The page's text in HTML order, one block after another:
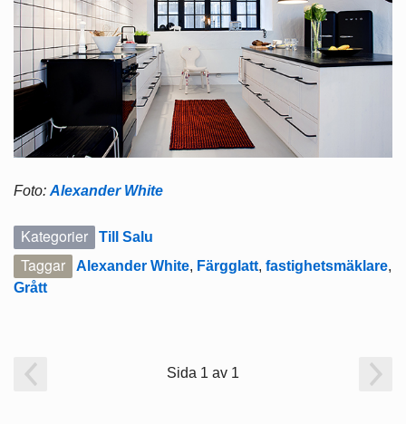
Foto: Alexander White
Kategorier Till Salu
Taggar Alexander White, Färgglatt, fastighetsmäklare,
Grått
Sida 1 av 1